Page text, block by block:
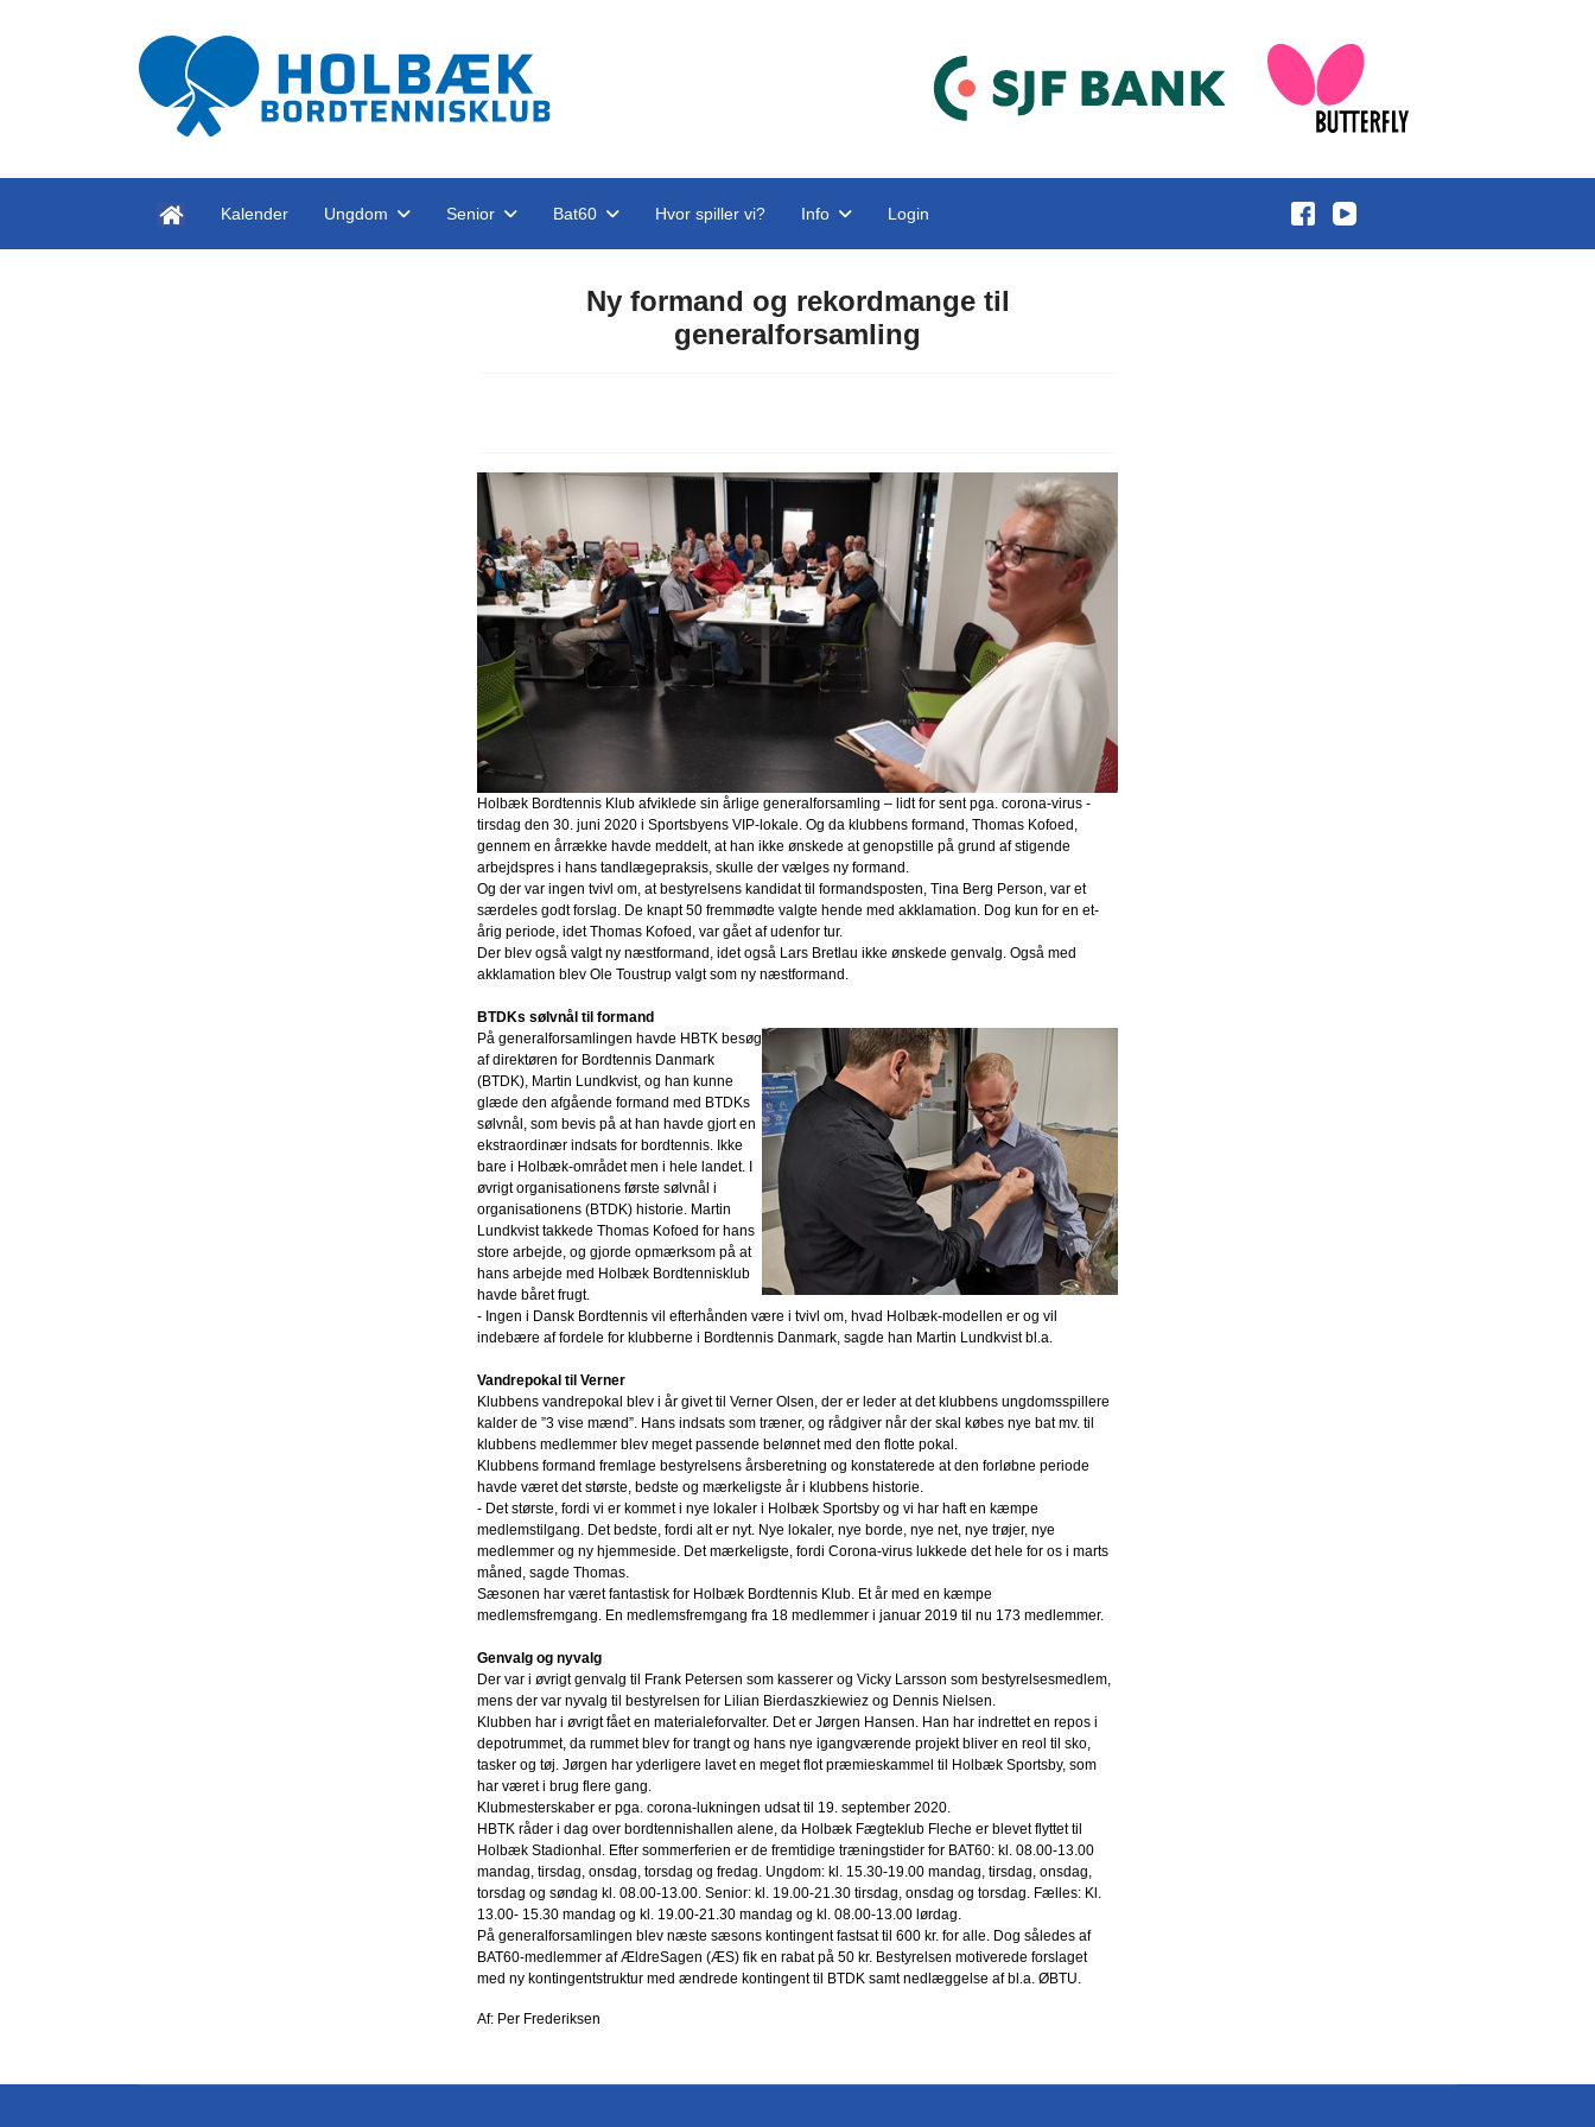
Kalender Ungdom Senior Bat60 Hvor spiller vi? Info Login
Ny formand og rekordmange til
generalforsamling
Holbæk Bordtennis Klub afviklede sin årlige generalforsamling – lidt for sent pga. corona-virus -
tirsdag den 30. juni 2020 i Sportsbyens VIP-lokale. Og da klubbens formand, Thomas Kofoed,
gennem en årrække havde meddelt, at han ikke ønskede at genopstille på grund af stigende
arbejdspres i hans tandlægepraksis, skulle der vælges ny formand.
Og der var ingen tvivl om, at bestyrelsens kandidat til formandsposten, Tina Berg Person, var et
særdeles godt forslag. De knapt 50 fremmødte valgte hende med akklamation. Dog kun for en et-
årig periode, idet Thomas Kofoed, var gået af udenfor tur.
Der blev også valgt ny næstformand, idet også Lars Bretlau ikke ønskede genvalg. Også med
akklamation blev Ole Toustrup valgt som ny næstformand.
BTDKs sølvnål til formand
På generalforsamlingen havde HBTK besøg
af direktøren for Bordtennis Danmark
(BTDK), Martin Lundkvist, og han kunne
glæde den afgående formand med BTDKs
sølvnål, som bevis på at han havde gjort en
ekstraordinær indsats for bordtennis. Ikke
bare i Holbæk-området men i hele landet. I
øvrigt organisationens første sølvnål i
organisationens (BTDK) historie. Martin
Lundkvist takkede Thomas Kofoed for hans
store arbejde, og gjorde opmærksom på at
hans arbejde med Holbæk Bordtennisklub
havde båret frugt.
- Ingen i Dansk Bordtennis vil efterhånden være i tvivl om, hvad Holbæk-modellen er og vil
indebære af fordele for klubberne i Bordtennis Danmark, sagde han Martin Lundkvist bl.a.
Vandrepokal til Verner
Klubbens vandrepokal blev i år givet til Verner Olsen, der er leder at det klubbens ungdomsspillere
kalder de ”3 vise mænd”. Hans indsats som træner, og rådgiver når der skal købes nye bat mv. til
klubbens medlemmer blev meget passende belønnet med den flotte pokal.
Klubbens formand fremlage bestyrelsens årsberetning og konstaterede at den forløbne periode
havde været det største, bedste og mærkeligste år i klubbens historie.
- Det største, fordi vi er kommet i nye lokaler i Holbæk Sportsby og vi har haft en kæmpe
medlemstilgang. Det bedste, fordi alt er nyt. Nye lokaler, nye borde, nye net, nye trøjer, nye
medlemmer og ny hjemmeside. Det mærkeligste, fordi Corona-virus lukkede det hele for os i marts
måned, sagde Thomas.
Sæsonen har været fantastisk for Holbæk Bordtennis Klub. Et år med en kæmpe
medlemsfremgang. En medlemsfremgang fra 18 medlemmer i januar 2019 til nu 173 medlemmer.
Genvalg og nyvalg
Der var i øvrigt genvalg til Frank Petersen som kasserer og Vicky Larsson som bestyrelsesmedlem,
mens der var nyvalg til bestyrelsen for Lilian Bierdaszkiewiez og Dennis Nielsen.
Klubben har i øvrigt fået en materialeforvalter. Det er Jørgen Hansen. Han har indrettet en repos i
depotrummet, da rummet blev for trangt og hans nye igangværende projekt bliver en reol til sko,
tasker og tøj. Jørgen har yderligere lavet en meget flot præmieskammel til Holbæk Sportsby, som
har været i brug flere gang.
Klubmesterskaber er pga. corona-lukningen udsat til 19. september 2020.
HBTK råder i dag over bordtennishallen alene, da Holbæk Fægteklub Fleche er blevet flyttet til
Holbæk Stadionhal. Efter sommerferien er de fremtidige træningstider for BAT60: kl. 08.00-13.00
mandag, tirsdag, onsdag, torsdag og fredag. Ungdom: kl. 15.30-19.00 mandag, tirsdag, onsdag,
torsdag og søndag kl. 08.00-13.00. Senior: kl. 19.00-21.30 tirsdag, onsdag og torsdag. Fælles: Kl.
13.00- 15.30 mandag og kl. 19.00-21.30 mandag og kl. 08.00-13.00 lørdag.
På generalforsamlingen blev næste sæsons kontingent fastsat til 600 kr. for alle. Dog således af
BAT60-medlemmer af ÆldreSagen (ÆS) fik en rabat på 50 kr. Bestyrelsen motiverede forslaget
med ny kontingentstruktur med ændrede kontingent til BTDK samt nedlæggelse af bl.a. ØBTU.
Af: Per Frederiksen